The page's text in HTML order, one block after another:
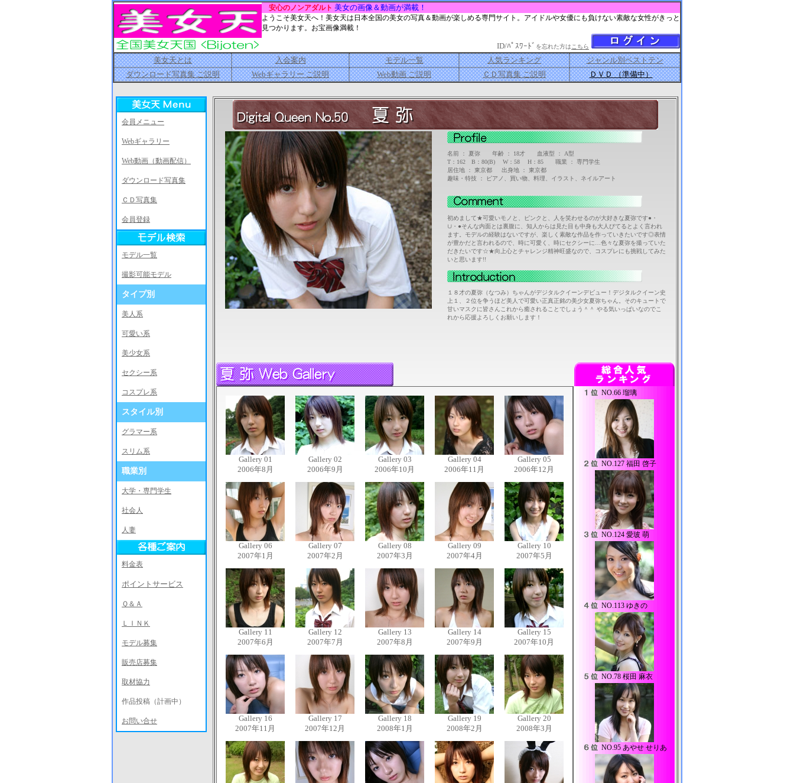
安心のノンアダルト 美女の画像＆動画が満載！
ようこそ美女天へ！美女天は日本全国の美女の写真＆動画が楽しめる専門サイト。アイドルや女優にも負けない素敵な女性がきっと
見つかります。お宝画像満載！
ID/ﾊﾟｽﾜｰﾄﾞ を忘れた方は こちら
美女天とは 入会案内 モデル一覧 人気ランキング
ジャンル別ベストテン
ダウンロード写真集 ご説明
Webギャラリー ご説明 Web動画 ご説明 ＣＤ写真集 ご説明 ＤＶＤ （準備中）
会員メニュー
Webギャラリー
Web動画（動画配信）
ダウンロード写真集
ＣＤ写真集
会員登録
モデル一覧
撮影可能モデル
タイプ別
美人系
可愛い系
美少女系
セクシー系
コスプレ系
スタイル別
グラマー系
スリム系
職業別
大学・専門学生
社会人
人妻
料金表
ポイントサービス
Ｑ＆Ａ
ＬＩＮＫ
モデル募集
販売店募集
取材協力
作品投稿（計画中）
お問い合せ
名前 ： 夏弥 年齢 ： 18才 血液型 ： A型
T：162 B：80(B) W：58 H：85 職業 ： 専門学生
居住地 ： 東京都 出身地 ： 東京都
趣味・特技 ： ピアノ、買い物、料理、イラスト、ネイルアート
初めまして★可愛いモノと、ピンクと、人を笑わせるのが大好きな夏弥です●・
∪・●そんな内面とは裏腹に、知人からは見た目も中身も大人びてるとよく言われ
ます。モデルの経験はないですが、楽しく素敵な作品を作っていきたいです◎表情
が豊かだと言われるので、時に可愛く、時にセクシーに…色々な夏弥を撮っていた
だきたいです☆★向上心とチャレンジ精神旺盛なので、コスプレにも挑戦してみた
いと思います!!
１８才の夏弥（なつみ）ちゃんがデジタルクイーンデビュー！デジタルクイーン史
上１、２位を争うほど美人で可愛い正真正銘の美少女夏弥ちゃん。そのキュートで
甘いマスクに皆さんこれから癒されることでしょう＾＾ やる気いっぱいなのでこ
れから応援よろしくお願いします！
Gallery 01
2006年8月
Gallery 02
2006年9月
Gallery 03
2006年10月
Gallery 04
2006年11月
Gallery 05
2006年12月
Gallery 06
2007年1月
Gallery 07
2007年2月
Gallery 08
2007年3月
Gallery 09
2007年4月
Gallery 10
2007年5月
Gallery 11
2007年6月
Gallery 12
2007年7月
Gallery 13
2007年8月
Gallery 14
2007年9月
Gallery 15
2007年10月
Gallery 16
2007年11月
Gallery 17
2007年12月
Gallery 18
2008年1月
Gallery 19
2008年2月
Gallery 20
2008年3月
NO.66 瑠璃
NO.127 福田 啓子
NO.124 愛玻 萌
NO.113 ゆきの
NO.78 桜田 麻衣
NO.95 あやせ せりあ